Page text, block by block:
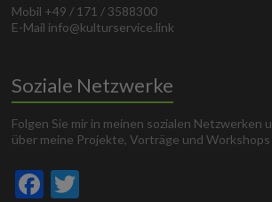
Mobil +49 / 171 / 3588300
E-Mail info@kulturservice.link
Soziale Netzwerke
Folgen Sie mir in meinen sozialen Netzwerken
über meine Projekte, Vorträge und
F